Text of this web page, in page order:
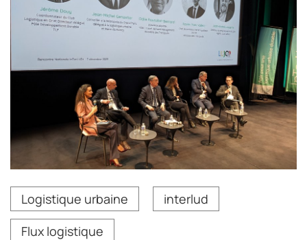
La rencontre nationale du programme Interlud+ a eu
lieu le 7 décembre à Paris.
Crédit photo Grégoire Hamon
Logistique urbaine
interlud
Flux logistique